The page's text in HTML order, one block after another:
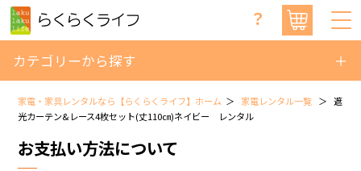
？
カテゴリーから探す
家電・家具レンタルなら【らくらくライフ】ホーム 家電レンタル一覧
遮
光カーテン&レース4枚セット(丈110㎝)ネイビー レンタル
お支払い方法について